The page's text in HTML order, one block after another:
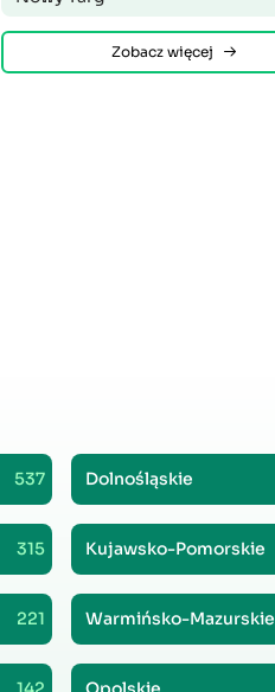
Zobacz więcej
537 Dolnośląskie
315 Kujawsko-Pomorskie
221 Warmińsko-Mazurskie